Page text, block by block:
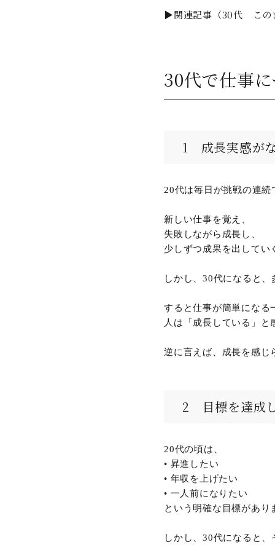
▶関連記事（30代 この
30代で仕事
1 成長実感が
20代は毎日が挑戦の連続
新しい仕事を覚え、
失敗しながら成長し、
少しずつ成果を出してい
しかし、30代になると
すると仕事が簡単になる
人は「成長している」
逆に言えば、成長を感じ
2 目標を達成
20代の頃は、
• 昇進したい
• 年収を上げたい
• 一人前になりたい
という明確な目標があり
しかし、30代になると